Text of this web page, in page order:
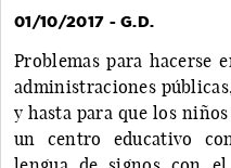
01/10/2017 - G.D.
Problemas para hacerse
administraciones
y hasta para que los
un centro educativo